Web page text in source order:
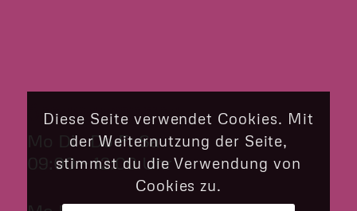
ÖFFNUNGSZEITEN
Mo Di Do Fr Sa
09:00 – 12:00 Uhr
Diese Seite verwendet Cookies. Mit
der Weiternutzung der Seite,
stimmst du die Verwendung von
Cookies zu.